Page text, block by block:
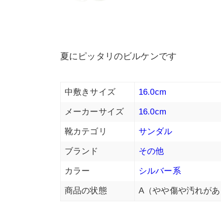
夏にピッタリのビルケンです
中敷きサイズ 16.0cm
メーカーサイズ 16.0cm
靴カテゴリ サンダル
ブランド その他
カラー シルバー系
商品の状態 A（やや傷や汚れが